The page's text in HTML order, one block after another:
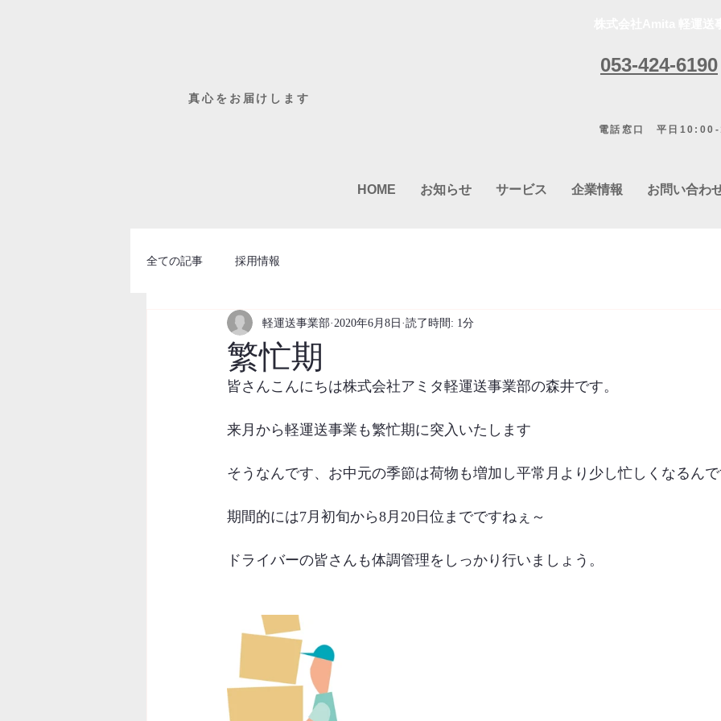
​真心をお届けします
053-424-6190
電話窓口 平日
HOME お知らせ サービス 企業情報 お問い合わ
全ての記事 採用情報
繁忙期
軽運送事業部 2020年6月8日 読了時間: 1分
皆さんこんにちは株式会社アミタ軽運送事業部の森井です。
来月から軽運送事業も繁忙期に突入いたします
そうなんです、お中元の季節は荷物も増加し平常月より少し忙しくなるん
期間的には7月初旬から8月20日位までですねぇ～
ドライバーの皆さんも体調管理をしっかり行いましょう。